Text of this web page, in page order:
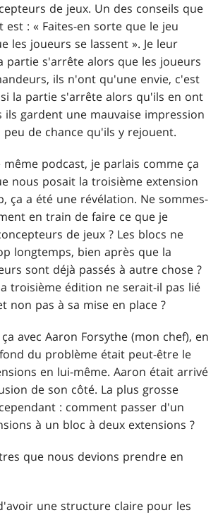
de jeux. Un des conseils que
est : « Faites-en sorte que le jeu
les joueurs se lassent ». Je leur
partie s'arrête alors que les joueurs
ils n'ont qu'une envie, c'est
la partie s'arrête alors qu'ils en ont
ils gardent une mauvaise impression
peu de chance qu'ils y rejouent.
podcast, je parlais comme ça
nous posait la troisième extension
ça a été une révélation. Ne sommes-
en train de faire ce que je
de jeux ? Les blocs ne
longtemps, bien après que la
sont déjà passés à autre chose ?
troisième édition ne serait-il pas lié
non pas à sa mise en place ?
avec Aaron Forsythe (mon chef), en
du problème était peut-être le
en lui-même. Aaron était arrivé
de son côté. La plus grosse
: comment passer d'un
à un bloc à deux extensions ?
que nous devions prendre en
une structure claire pour les